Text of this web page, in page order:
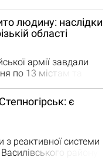
районах
шахедами на
будинки та
поранення рук
та…
людину: наслідки
області
армії завдали
по 13 містам та
мирних
армії завдали
Лобковому,
та
є
з реактивної системи
району